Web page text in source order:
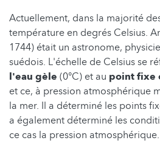
Actuellement, dans la majorité
température en degrés Celsius.
1744) était un astronome,
suédois. L'échelle de Celsius se
l'eau gèle (0°C) et au point fixe
et ce, à pression atmosphérique
la mer. Il a déterminé les points
a également déterminé les
ce cas la pression atmosphérique.